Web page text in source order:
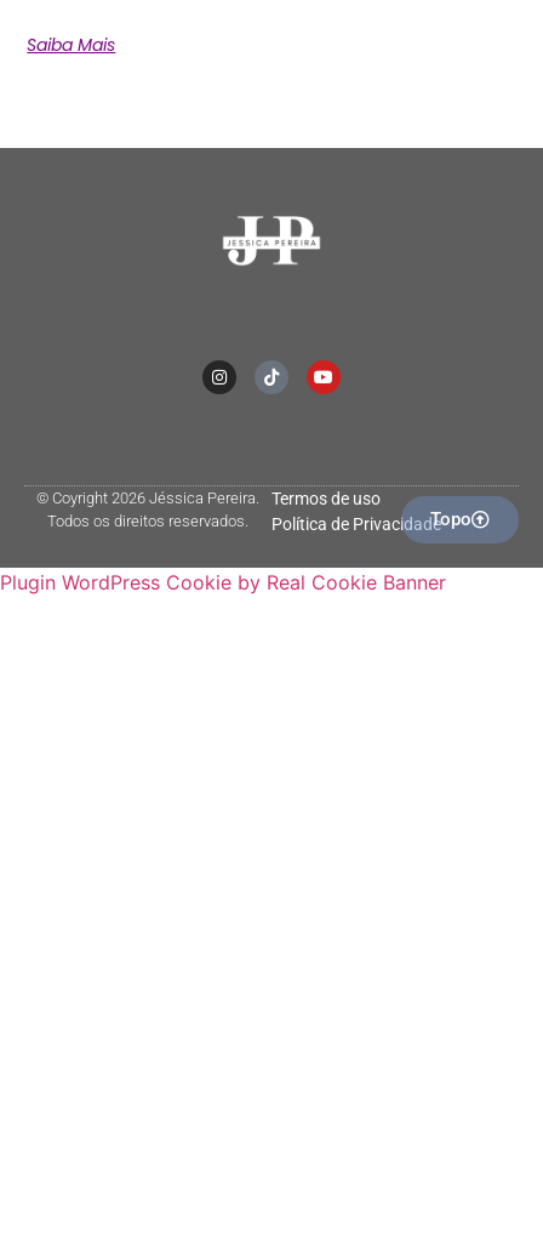
Saiba Mais
© Coyright 2026 Jéssica Pereira.
Todos os direitos reservados.
Termos de uso
Política de PrivacidadeTopo
Plugin WordPress Cookie by Real Cookie Banner